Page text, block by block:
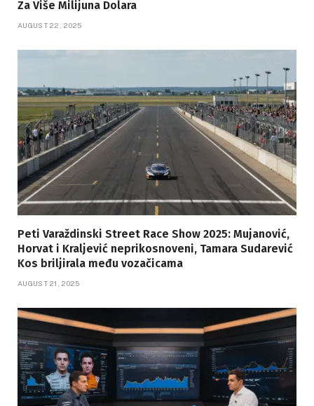
Za Više Milijuna Dolara
AUGUST 22, 2025
Peti Varaždinski Street Race Show 2025: Mujanović,
Horvat i Kraljević neprikosnoveni, Tamara Sudarević
Kos briljirala među vozačicama
AUGUST 21, 2025